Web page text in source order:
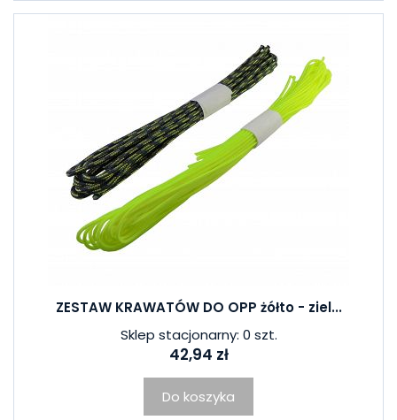
ZESTAW KRAWATÓW DO OPP żółto - ziel...
Sklep stacjonarny: 0 szt.
42,94 zł
Do koszyka